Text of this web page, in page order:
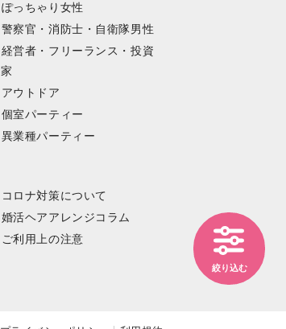
絞り込む
ぽっちゃり女性
警察官・消防士・自衛隊男性
経営者・フリーランス・投資
家
アウトドア
個室パーティー
異業種パーティー
コロナ対策について
婚活ヘアアレンジコラム
ご利用上の注意